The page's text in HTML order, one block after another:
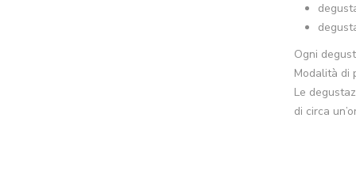
Ogni
Modalità di
Le
di circa